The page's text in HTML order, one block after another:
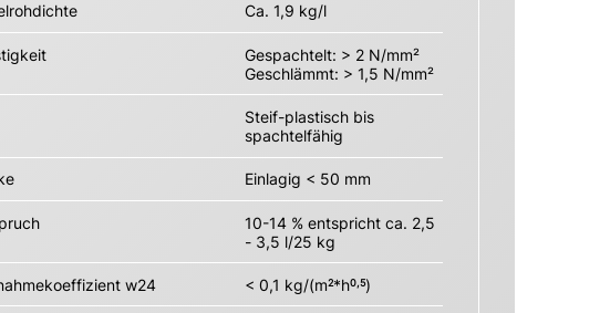
Ca. 1,9 kg/l
Gespachtelt: > 2 N/mm²
Geschlämmt: > 1,5 N/mm²
Steif-plastisch bis
spachtelfähig
Einlagig < 50 mm
10-14 % entspricht ca. 2,5
- 3,5 l/25 kg
w24 < 0,1 kg/(m2*h0,5)